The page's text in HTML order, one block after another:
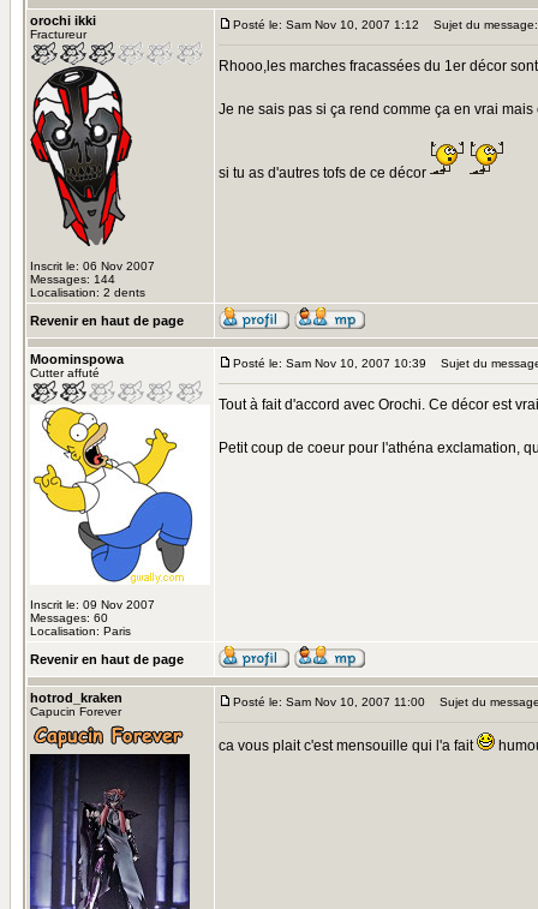
orochi ikki
Fractureur
Inscrit le: 06 Nov 2007
Messages: 144
Localisation: 2 dents
Posté le: Sam Nov 10, 2007 1:12 Sujet du message:
Rhooo,les marches fracassées du 1er décor
Je ne sais pas si ça rend comme ça en vrai
si tu as d'autres tofs de ce décor
Revenir en haut de page
Moominspowa
Cutter affuté
Inscrit le: 09 Nov 2007
Messages: 60
Localisation: Paris
Posté le: Sam Nov 10, 2007 10:39 Sujet du
Tout à fait d'accord avec Orochi. Ce décor est
Petit coup de coeur pour l'athéna exclamation,
Revenir en haut de page
hotrod_kraken
Capucin Forever
Posté le: Sam Nov 10, 2007 11:00 Sujet du
ca vous plait c'est mensouille qui l'a fait